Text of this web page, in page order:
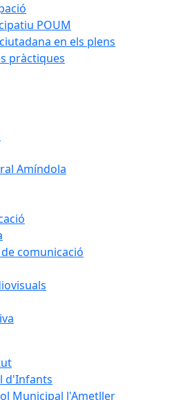
POUM
en els plens
pràctiques
Amíndola
comunicació
d'Infants
Municipal l'Ametller